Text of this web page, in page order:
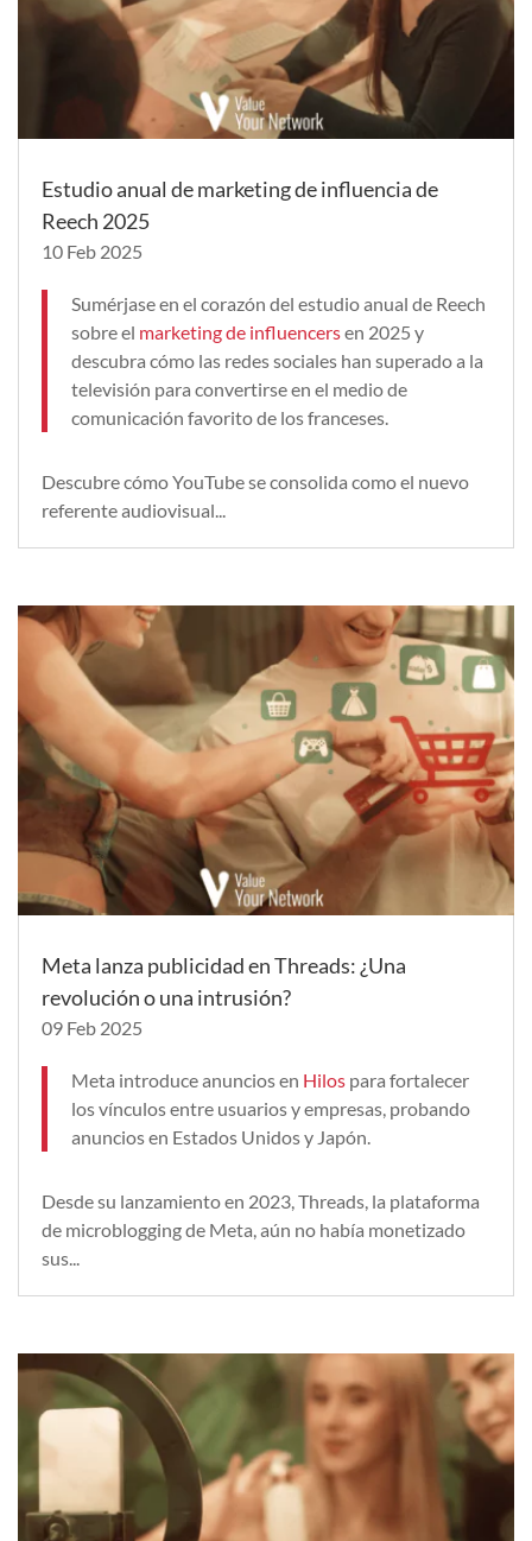
Estudio anual de marketing de influencia de
Reech 2025
10 Feb 2025
Sumérjase en el corazón del estudio anual de Reech
sobre el marketing de influencersen 2025 y
descubra cómo las redes sociales han superado a la
televisión para convertirse en el medio de
comunicación favorito de los franceses.
Descubre cómo YouTube se consolida como el nuevo
referente audiovisual...
Meta lanza publicidad en Threads: ¿Una
revolución o una intrusión?
09 Feb 2025
Meta introduce anuncios en Hilos para fortalecer
los vínculos entre usuarios y empresas, probando
anuncios en Estados Unidos y Japón.
Desde su lanzamiento en 2023, Threads, la plataforma
de microblogging de Meta, aún no había monetizado
sus...